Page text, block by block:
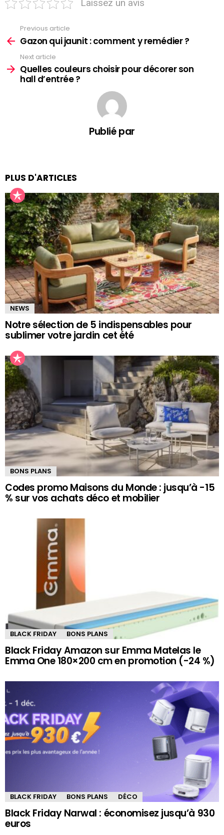
Laissez un avis
more
Previous article
Gazon qui jaunit : comment y remédier ?
Next article
Quelles couleurs choisir pour décorer son
hall d’entrée ?
Publié par
PLUS D'ARTICLES
NEWS
Notre sélection de 5 indispensables pour
sublimer votre jardin cet été
BONS PLANS
Codes promo Maisons du Monde : jusqu’à -15
% sur vos achats déco et mobilier
BLACK FRIDAY BONS PLANS
Black Friday Amazon sur Emma Matelas le
Emma One 180×200 cm en promotion (-24 %)
BLACK FRIDAY BONS PLANS DÉCO
Black Friday Narwal : économisez jusqu’à 930
euros